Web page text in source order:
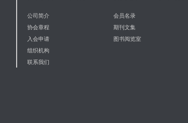
公司简介
协会章程
入会申请
组织机构
联系我们
会员名录
期刊文集
图书阅览室